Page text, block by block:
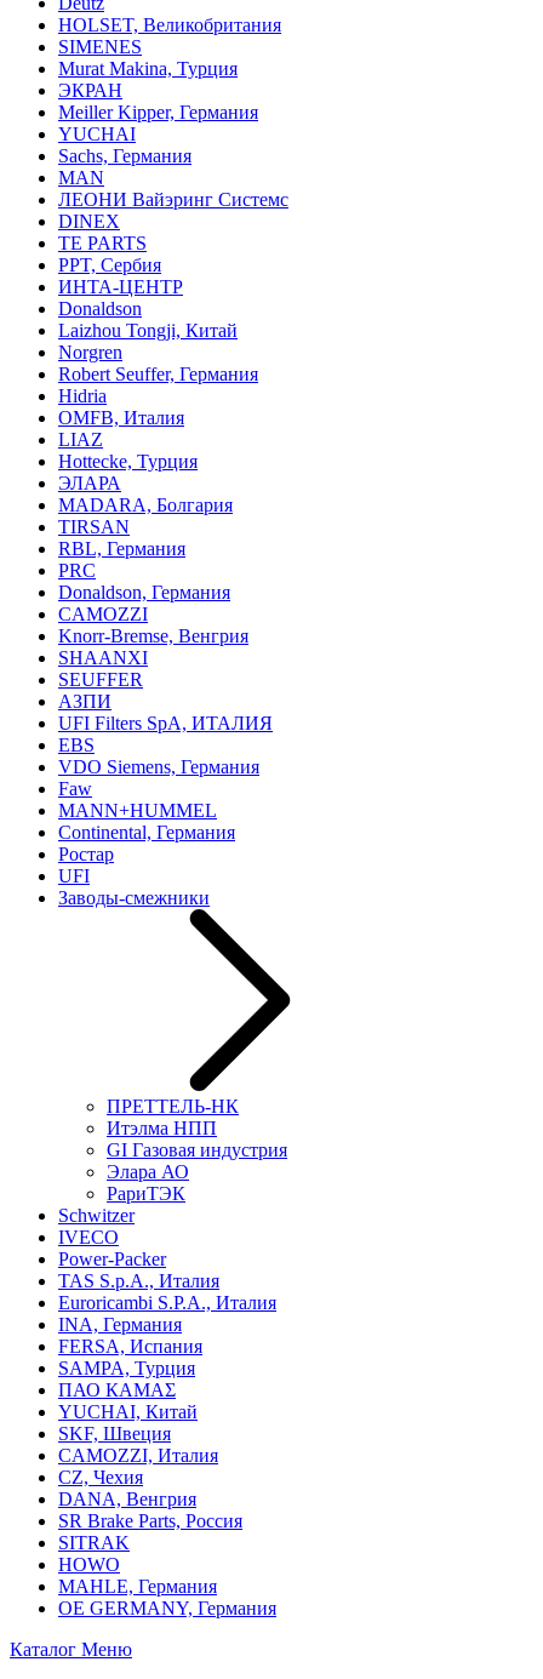
HOLSET, Великобритания
SIMENES
Murat Makina, Турция
ЭКРАН
Meiller Kipper, Германия
YUCHAI
Sachs, Германия
MAN
ЛЕОНИ Вайэринг Системс
DINEX
TE PARTS
PPT, Сербия
ИНТА-ЦЕНТР
Donaldson
Laizhou Tongji, Китай
Norgren
Robert Seuffer, Германия
Hidria
OMFB, Италия
LIAZ
Hottecke, Турция
ЭЛАРА
MADARA, Болгария
TIRSAN
RBL, Германия
PRC
Donaldson, Германия
CAMOZZI
Knorr-Bremse, Венгрия
SHAANXI
SEUFFER
АЗПИ
UFI Filters SpA, ИТАЛИЯ
EBS
VDO Siemens, Германия
Faw
MANN+HUMMEL
Continental, Германия
Ростар
UFI
Заводы-смежники
ПРЕТТЕЛЬ-НК
Итэлма НПП
GI Газовая индустрия
Элара АО
РариТЭК
Schwitzer
IVECO
Power-Packer
TAS S.p.A., Италия
Euroricambi S.P.A., Италия
INA, Германия
FERSA, Испания
SAMPA, Турция
ПАО КАМАΣ
YUCHAI, Китай
SKF, Швеция
CAMOZZI, Италия
CZ, Чехия
DANA, Венгрия
SR Brake Parts, Россия
SITRAK
HOWO
MAHLE, Германия
OE GERMANY, Германия
Каталог Меню